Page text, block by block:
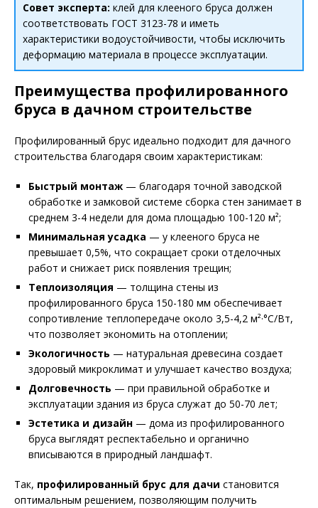
Совет эксперта: клей для клееного бруса должен
соответствовать ГОСТ 3123-78 и иметь
характеристики водоустойчивости, чтобы исключить
деформацию материала в процессе эксплуатации.
Преимущества профилированного
бруса в дачном строительстве
Профилированный брус идеально подходит для дачного
строительства благодаря своим характеристикам:
Быстрый монтаж — благодаря точной заводской
обработке и замковой системе сборка стен занимает в
среднем 3-4 недели для дома площадью 100-120 м²;
Минимальная усадка — у клееного бруса не
превышает 0,5%, что сокращает сроки отделочных
работ и снижает риск появления трещин;
Теплоизоляция — толщина стены из
профилированного бруса 150-180 мм обеспечивает
сопротивление теплопередаче около 3,5-4,2 м²·°С/Вт,
что позволяет экономить на отоплении;
Экологичность — натуральная древесина создает
здоровый микроклимат и улучшает качество воздуха;
Долговечность — при правильной обработке и
эксплуатации здания из бруса служат до 50-70 лет;
Эстетика и дизайн — дома из профилированного
бруса выглядят респектабельно и органично
вписываются в природный ландшафт.
Так, профилированный брус для дачи становится
оптимальным решением, позволяющим получить